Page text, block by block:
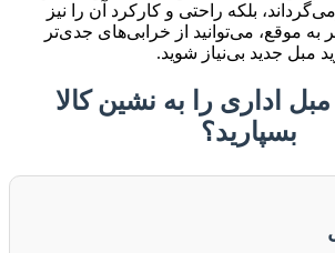
بلکه راحتی و کارکرد آن را نیز
به موقع، می‌توانید از خرابی‌های جدی‌تر
مبل جدید بی‌نیاز شوید.
اداری را به نشین کالا
بسپارید؟